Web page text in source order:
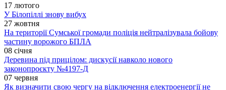
17 лютого
У Білопіллі знову вибух
27 жовтня
На території Сумської громади поліція нейтралізувала бойову
частину ворожого БПЛА
08 січня
Деревина під прицілом: дискусії навколо нового
законопроєкту №4197-Д
07 червня
Як визначити свою чергу на відключення електроенергії не